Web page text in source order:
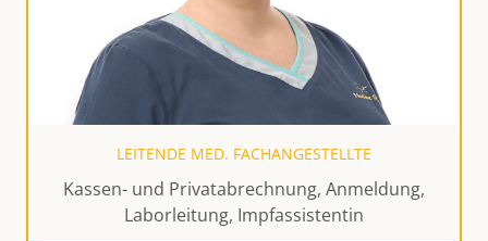
LEITENDE MED. FACHANGESTELLTE
Kassen- und Privatabrechnung, Anmeldung,
Laborleitung, Impfassistentin